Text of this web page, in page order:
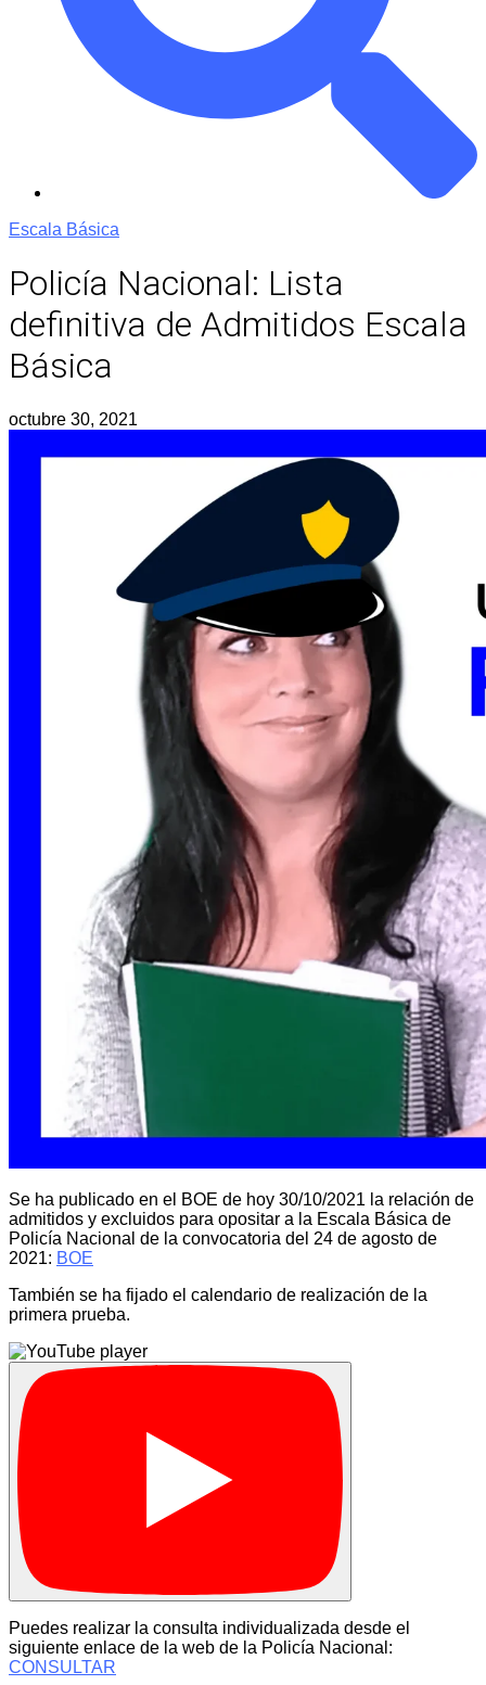
Escala Básica
Policía Nacional: Lista
definitiva de Admitidos Escala
Básica
octubre 30, 2021
Se ha publicado en el BOE de hoy 30/10/2021 la relación de
admitidos y excluidos para opositar a la Escala Básica de
Policía Nacional de la convocatoria del 24 de agosto de
2021: BOE
También se ha fijado el calendario de realización de la
primera prueba.
Puedes realizar la consulta individualizada desde el
siguiente enlace de la web de la Policía Nacional:
CONSULTAR